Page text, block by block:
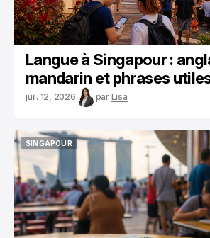
Langue à Singapour :
mandarin et phrases
juil. 12, 2026 par Lisa
SINGAPOUR
SINGAPOUR